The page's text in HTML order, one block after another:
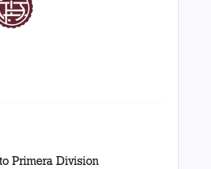
Primera Division